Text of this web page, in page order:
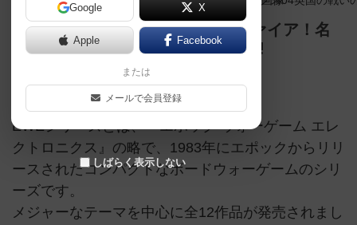
メッサーシュミット対スピットファイア！名
機同士の歴史的大空中戦の結末は⁈
ウォーゲームエレクトロニクス
EWEシリーズとは、『エポック ウォーゲーム エレ
クトロニクス』の略で、1983年にエポックからリリ
ースされたコンパクトなボードウォーゲームのシリ
ーズです。
メジャーなテーマを中心に全12作品が発売されまし
Google X
Apple Facebook
または
メールで会員登録
しばらく表示しない